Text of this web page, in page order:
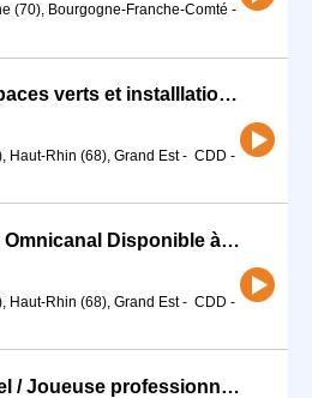
(70), Bourgogne-Franche-Comté -
Ouvrier qualifié - Espaces verts et installlations sportives. (H/F)
Haut-Rhin (68), Grand Est- CDD -
Conseiller-ère Vente Omnicanal Disponible à partir du 17 Août (H/F)
Haut-Rhin (68), Grand Est- CDD -
Joueur professionnel / Joueuse professionnelle de basket-ball (H/F)